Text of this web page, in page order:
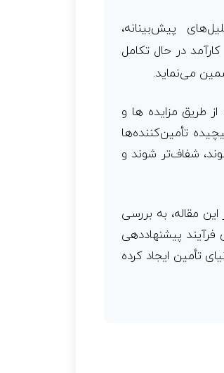
پیش‌بینانه،
در حال تکامل
می‌نماید.
طریق مزایده ها و
تأمین‌کننده‌ها
شفاف‌تر شوند و
مقاله، به بررسی
فرآیند پیشنهاددهی
تأمین ایجاد کرده